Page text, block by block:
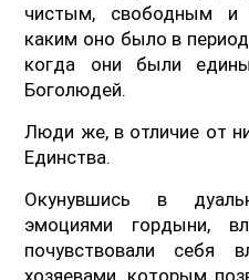
чистым, свободным и
каким оно было в
когда они были
Боголюдей.
Люди же, в отличие от
Единства.
Окунувшись в
эмоциями гордыни,
почувствовали себя
хозяевами, которым